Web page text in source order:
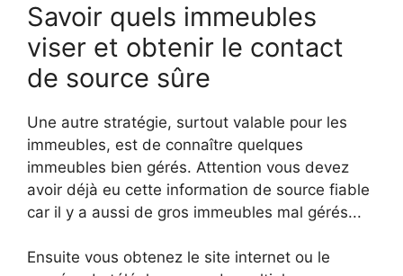
Savoir quels immeubles
viser et obtenir le contact
de source sûre
Une autre stratégie, surtout valable pour les
immeubles, est de connaître quelques
immeubles bien gérés. Attention vous devez
avoir déjà eu cette information de source fiable
car il y a aussi de gros immeubles mal gérés...
Ensuite vous obtenez le site internet ou le